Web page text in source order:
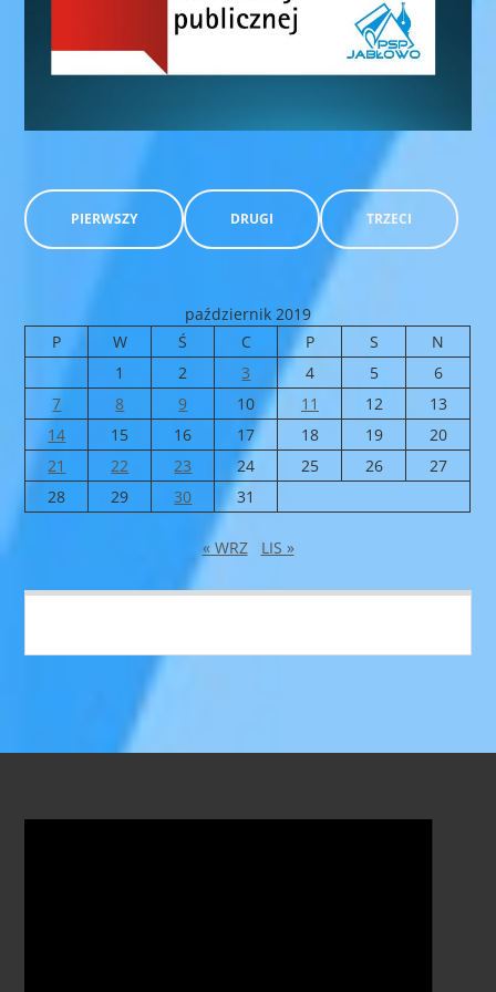
PIERWSZY DRUGI TRZECI
październik 2019
P
W Ś C P S
N
1
2 3 4 5
6
7
8 9 10 11 12
13
14
15 16 17 18 19
20
21
22 23 24 25 26
27
28
29 30 31
« WRZ LIS »